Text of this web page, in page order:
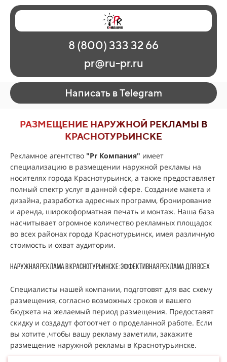
Главная
Наши работы
О рекламе
Регионы
Контакты
8 (800) 333 32 66
pr@ru-pr.ru
Написать в Telegram
РАЗМЕЩЕНИЕ НАРУЖНОЙ РЕКЛАМЫ В
КРАСНОТУРЬИНСКЕ
Рекламное агентство "Pr Компания" имеет
специализацию в размещении наружной рекламы на
носителях города Краснотурьинск, а также предоставляет
полный спектр услуг в данной сфере. Создание макета и
дизайна, разработка адресных программ, бронирование
и аренда, широкоформатная печать и монтаж. Наша база
насчитывает огромное количество рекламных площадок
во всех районах города Краснотурьинск, имея различную
стоимость и охват аудитории.
Наружная реклама в Краснотурьинске: эффективная реклама для всех
Специалисты нашей компании, подготовят для вас схему
размещения, согласно возможных сроков и вашего
бюджета на желаемый период размещения. Предоставят
скидку и создадут фотоотчет о проделанной работе. Если
вы хотите ,чтобы вашу рекламу заметили, закажите
размещение наружной рекламы в Краснотурьинске.